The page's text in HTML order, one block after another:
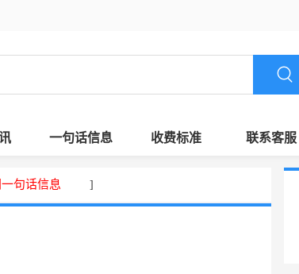
一句话信息 收费标准 联系客服
句话信息 ]